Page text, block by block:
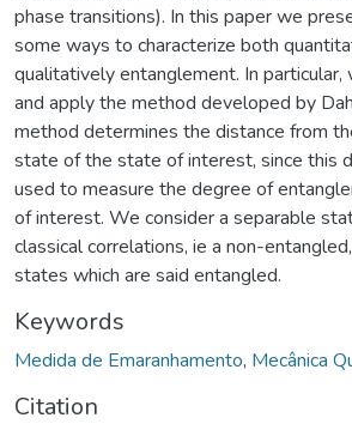
phase transitions). In this paper we
some ways to characterize both
qualitatively entanglement. In particular,
and apply the method developed by
method determines the distance from
state of the state of interest, since this
used to measure the degree of
of interest. We consider a separable
classical correlations, ie a non-
states which are said entangled.
Keywords
Medida de Emaranhamento, Mecânica
Citation